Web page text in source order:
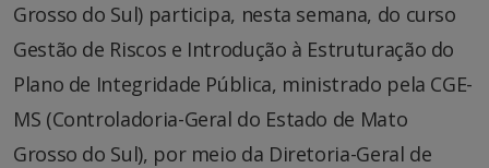
Grosso do Sul) participa, nesta semana, do curso
Gestão de Riscos e Introdução à Estruturação do
Plano de Integridade Pública, ministrado pela CGE-
MS (Controladoria-Geral do Estado de Mato
Grosso do Sul), por meio da Diretoria-Geral de